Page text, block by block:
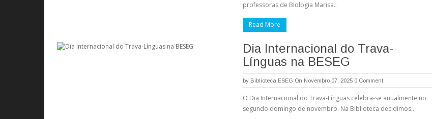
professoras de Biologia Marisa..
Read More
Dia Internacional do Trava-
Línguas na BESEG
by Biblioteca ESEG On Novembro 07, 2025 0 Comment
O Dia Internacional do Trava-Línguas celebra-se anualmente no
segundo domingo de novembro. Na Biblioteca decidimos..